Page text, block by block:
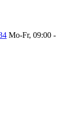
Mo-Fr, 09:00 -